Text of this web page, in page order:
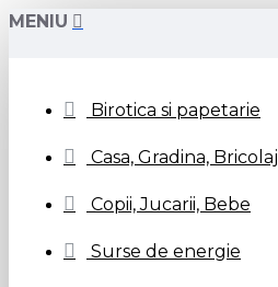
MENIU
Birotica si papetarie
Casa, Gradina, Bricolaj
Copii, Jucarii, Bebe
Surse de energie